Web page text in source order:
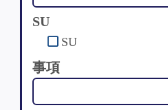
SU
SU
事項